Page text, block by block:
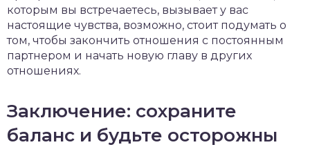
которым вы встречаетесь, вызывает у вас
настоящие чувства, возможно, стоит подумать о
том, чтобы закончить отношения с постоянным
партнером и начать новую главу в других
отношениях.
Заключение: сохраните
баланс и будьте осторожны